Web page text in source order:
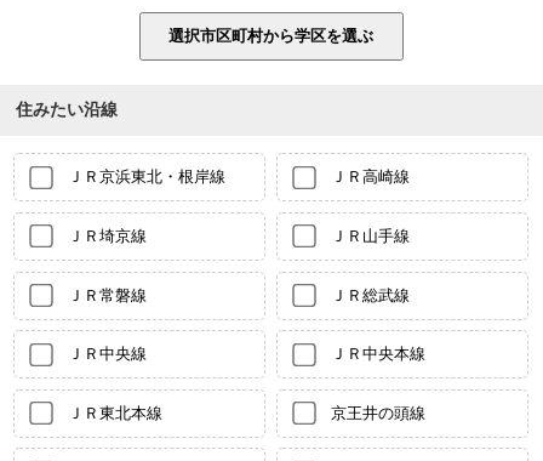
住みたい沿線
ＪＲ京浜東北・根岸線 ＪＲ高崎線
ＪＲ埼京線 ＪＲ山手線
ＪＲ常磐線 ＪＲ総武線
ＪＲ中央線 ＪＲ中央本線
ＪＲ東北本線 京王井の頭線